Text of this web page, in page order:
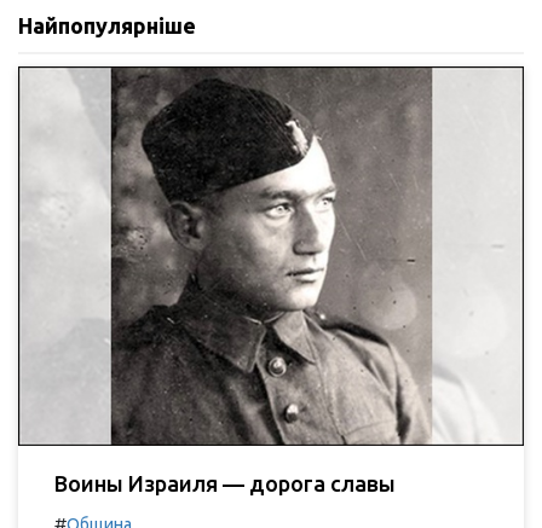
Найпопулярніше
Воины Израиля — дорога славы